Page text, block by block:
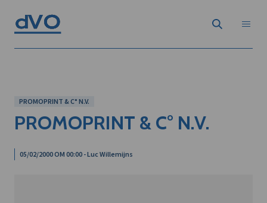
PROMOPRINT & C° N.V.
PROMOPRINT & C° N.V.
05/02/2000 OM 00:00 - Luc Willemijns